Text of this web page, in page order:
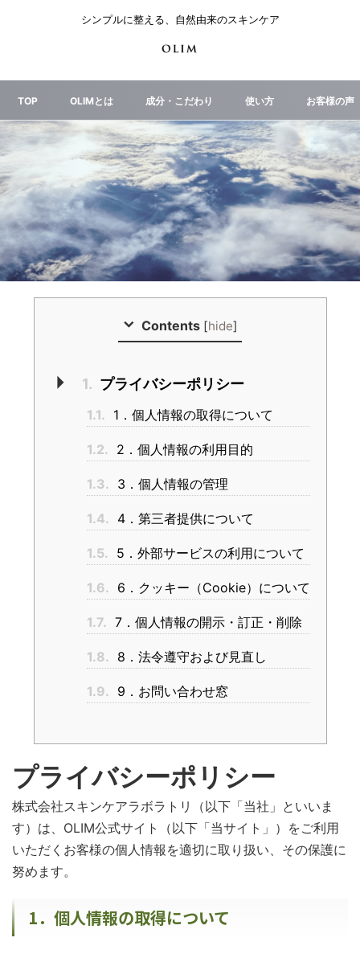
シンプルに整える、自然由来のスキンケア
TOP OLIMとは 成分・こだわり 使い方 お客様の声
Contents [hide]
1. プライバシーポリシー
1.1. 1．個人情報の取得について
1.2. 2．個人情報の利用目的
1.3. 3．個人情報の管理
1.4. 4．第三者提供について
1.5. 5．外部サービスの利用について
1.6. 6．クッキー（Cookie）について
1.7. 7．個人情報の開示・訂正・削除
1.8. 8．法令遵守および見直し
1.9. 9．お問い合わせ窓
プライバシーポリシー
株式会社スキンケアラボラトリ（以下「当社」といいま
す）は、OLIM公式サイト（以下「当サイト」）をご利用
いただくお客様の個人情報を適切に取り扱い、その保護に
努めます。
1．個人情報の取得について